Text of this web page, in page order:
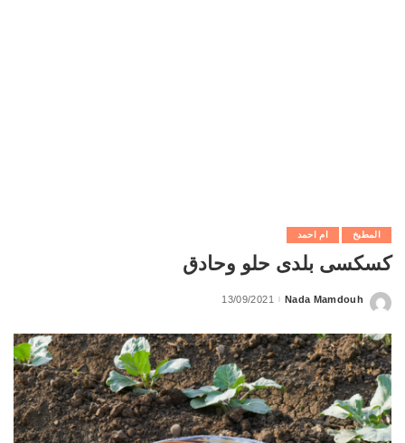
المطبخ ام احمد
كسكسى بلدى حلو وحادق
Posted
Nada Mamdouh
13/09/2021